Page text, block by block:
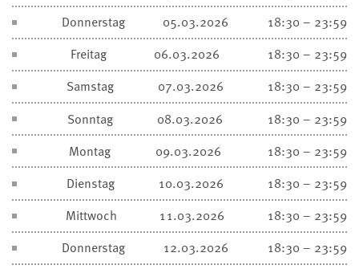
Donnerstag
05.03.2026
18:30 – 23:59
Freitag
06.03.2026
18:30 – 23:59
Samstag
07.03.2026
18:30 – 23:59
Sonntag
08.03.2026
18:30 – 23:59
Montag
09.03.2026
18:30 – 23:59
Dienstag
10.03.2026
18:30 – 23:59
Mittwoch
11.03.2026
18:30 – 23:59
Donnerstag
12.03.2026
18:30 – 23:59